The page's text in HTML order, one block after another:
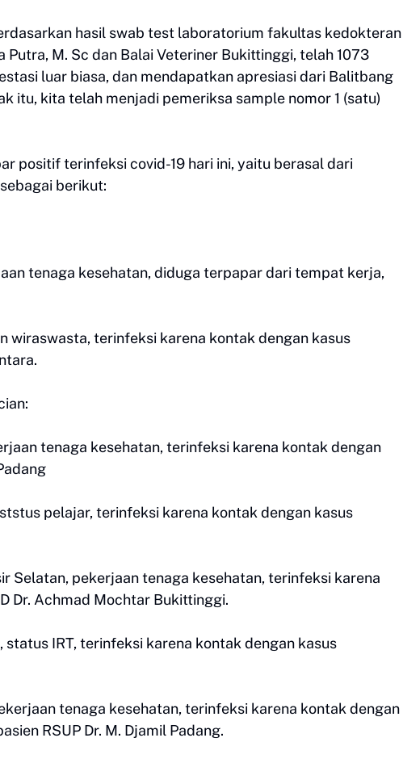
hasil swab test laboratorium fakultas kedokteran
M. Sc dan Balai Veteriner Bukittinggi, telah 1073
luar biasa, dan mendapatkan apresiasi dari Balitbang
itu, kita telah menjadi pemeriksa sample nomor 1 (satu)
positif terinfeksi covid-19 hari ini, yaitu berasal dari
berikut:
tenaga kesehatan, diduga terpapar dari tempat kerja,
wiraswasta, terinfeksi karena kontak dengan kasus
tenaga kesehatan, terinfeksi karena kontak dengan
pelajar, terinfeksi karena kontak dengan kasus
Selatan, pekerjaan tenaga kesehatan, terinfeksi karena
Dr. Achmad Mochtar Bukittinggi.
IRT, terinfeksi karena kontak dengan kasus
tenaga kesehatan, terinfeksi karena kontak dengan
RSUP Dr. M. Djamil Padang.